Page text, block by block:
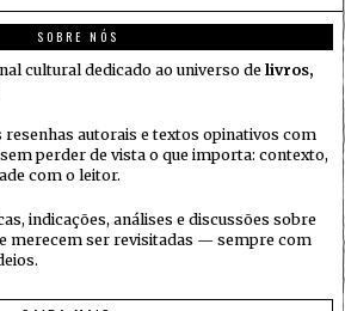
SOBRE NÓS
cultural dedicado ao universo de livros,
resenhas autorais e textos opinativos com
perder de vista o que importa: contexto,
com o leitor.
indicações, análises e discussões sobre
merecem ser revisitadas — sempre com